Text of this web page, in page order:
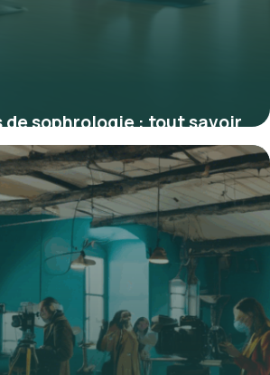
de sophrologie : tout savoir
meilleur tarif